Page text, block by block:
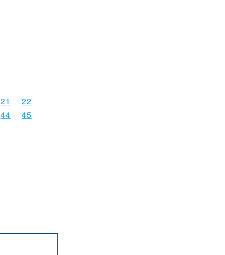
21
22
44
45